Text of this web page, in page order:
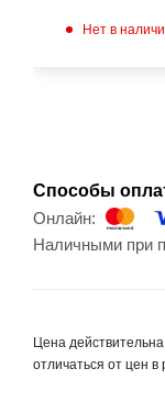
Нет в
Способы
Онлайн:
Наличными при
Цена
отличаться от цен